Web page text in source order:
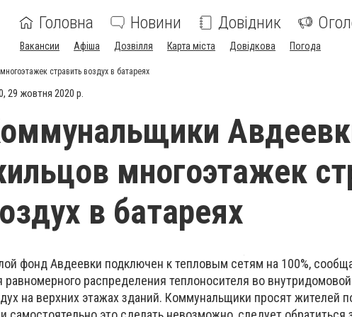
Головна Новини Довідник
Вакансии Афіша Дозвілля Карта міста Довідкова Погода
стравить воздух в батареях
29 жовтня 2020 р.
многоэтажек
в батареях
фонд Авдеевки подключен к тепловым сетям на 100%,
равномерного распределения теплоносителя во
на верхних этажах зданий. Коммунальщики просят жителей